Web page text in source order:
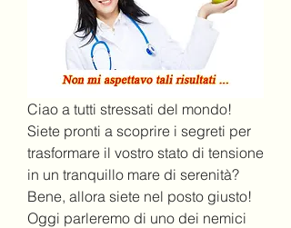
Ciao a tutti stressati del mondo!
Siete pronti a scoprire i segreti per
trasformare il vostro stato di tensione
in un tranquillo mare di serenità?
Bene, allora siete nel posto giusto!
Oggi parleremo di uno dei nemici